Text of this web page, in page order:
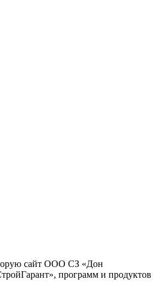
сайт ООО СЗ «Дон
программ и продуктов